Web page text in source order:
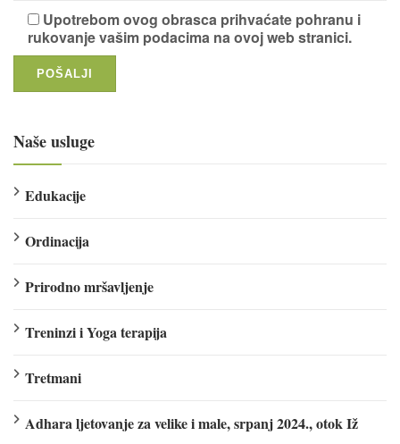
Upotrebom ovog obrasca prihvaćate pohranu i
rukovanje vašim podacima na ovoj web stranici.
Naše usluge
Edukacije
Ordinacija
Prirodno mršavljenje
Treninzi i Yoga terapija
Tretmani
Adhara ljetovanje za velike i male, srpanj 2024., otok Iž